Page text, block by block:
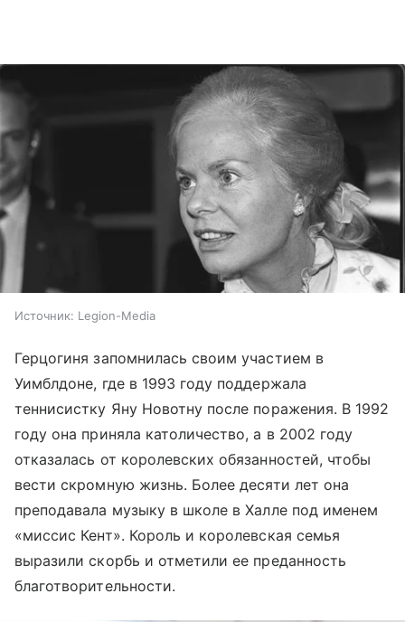
Источник: Legion-Media
Герцогиня запомнилась своим участием в
Уимблдоне, где в 1993 году поддержала
теннисистку Яну Новотну после поражения. В 1992
году она приняла католичество, а в 2002 году
отказалась от королевских обязанностей, чтобы
вести скромную жизнь. Более десяти лет она
преподавала музыку в школе в Халле под именем
«миссис Кент». Король и королевская семья
выразили скорбь и отметили ее преданность
благотворительности.